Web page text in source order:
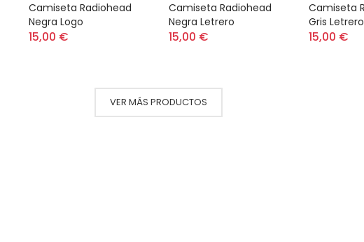
Camiseta Radiohead
Negra Logo
15,00 €
Camiseta Radiohead
Negra Letrero
15,00 €
Camiseta
Gris Letrero
15,00 €
VER MÁS PRODUCTOS